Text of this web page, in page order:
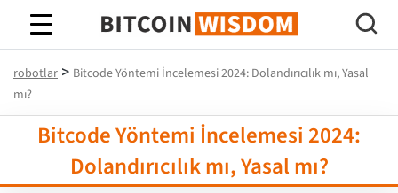
Bitcoin Bilgeliği
robotlar > Bitcode Yöntemi İncelemesi 2024: Dolandırıcılık mı, Yasal
mı?
Bitcode Yöntemi İncelemesi 2024:
Dolandırıcılık mı, Yasal mı?